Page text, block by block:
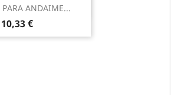
PARA ANDAIME...
Preço
10,33 €
rápida